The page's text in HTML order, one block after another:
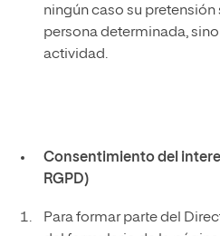
ningún caso su pretensión
persona determinada,
actividad.
Consentimiento del
RGPD)
Para formar parte del